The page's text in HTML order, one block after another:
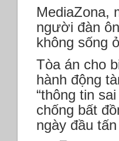
MediaZona,
người đàn
không sống
Tòa án cho
hành động
“thông tin
chống bất
ngày đầu